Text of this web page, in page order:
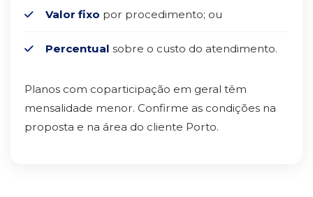
Valor fixo por procedimento; ou
Percentual sobre o custo do atendimento.
Planos com coparticipação em geral têm
mensalidade menor. Confirme as condições na
proposta e na área do cliente Porto.